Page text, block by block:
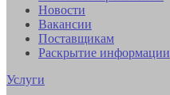
Новости
Вакансии
Поставщикам
Раскрытие информации
Услуги